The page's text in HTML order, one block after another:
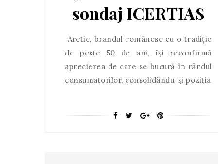
sondaj ICERTIAS
Arctic, brandul românesc cu o tradiție
de peste 50 de ani, își reconfirmă
aprecierea de care se bucură în rândul
consumatorilor, consolidându-și poziția